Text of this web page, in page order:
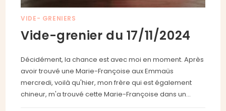
VIDE- GRENIERS
Vide-grenier du 17/11/2024
Décidément, la chance est avec moi en moment. Après
avoir trouvé une Marie-Françoise aux Emmaüs
mercredi, voilà qu'hier, mon frère qui est également
chineur, m'a trouvé cette Marie-Françoise dans un…